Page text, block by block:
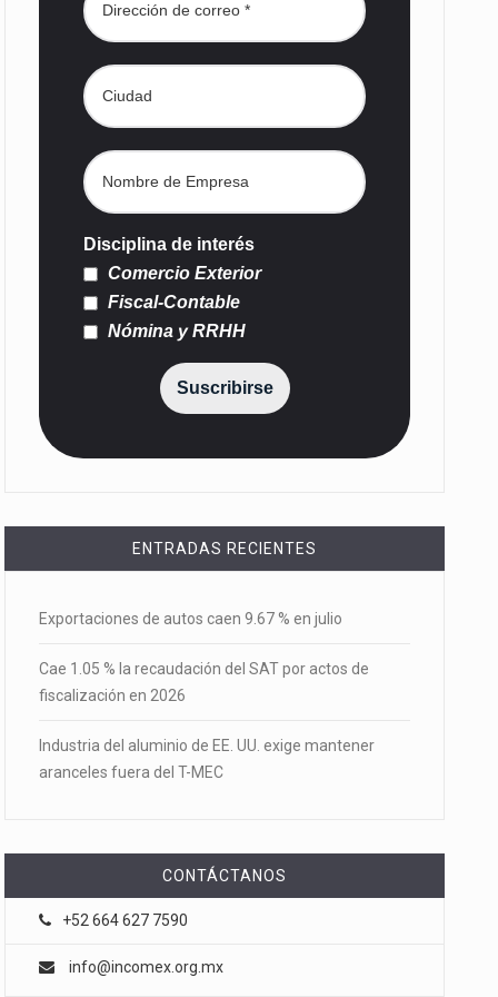
Disciplina de interés
Comercio Exterior
Fiscal-Contable
Nómina y RRHH
Suscribirse
ENTRADAS RECIENTES
Exportaciones de autos caen 9.67 % en julio
Cae 1.05 % la recaudación del SAT por actos de
fiscalización en 2026
Industria del aluminio de EE. UU. exige mantener
aranceles fuera del T-MEC
CONTÁCTANOS
+52 664 627 7590
info@incomex.org.mx